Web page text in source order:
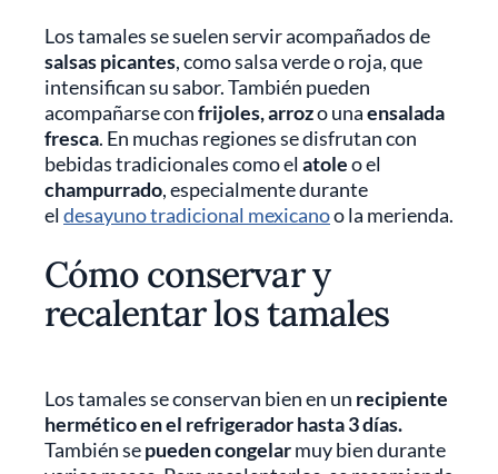
Los tamales se suelen servir acompañados de
salsas picantes, como salsa verde o roja, que
intensifican su sabor. También pueden
acompañarse confrijoles, arrozo unaensalada
fresca. En muchas regiones se disfrutan con
bebidas tradicionales como el atoleo el
champurrado, especialmente durante
el desayuno tradicional mexicanoo la merienda.
Cómo conservar y
recalentar los tamales
Los tamales se conservan bien en un recipiente
hermético en el refrigerador hasta 3 días.
También sepueden congelarmuy bien durante